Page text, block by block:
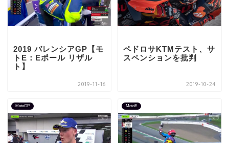
2019 バレンシアGP【モ
トE：Eポール リザル
ト】
2019-11-16
ペドロサKTMテスト、サ
スペンションを批判
2019-10-24
MotoGP MotoE